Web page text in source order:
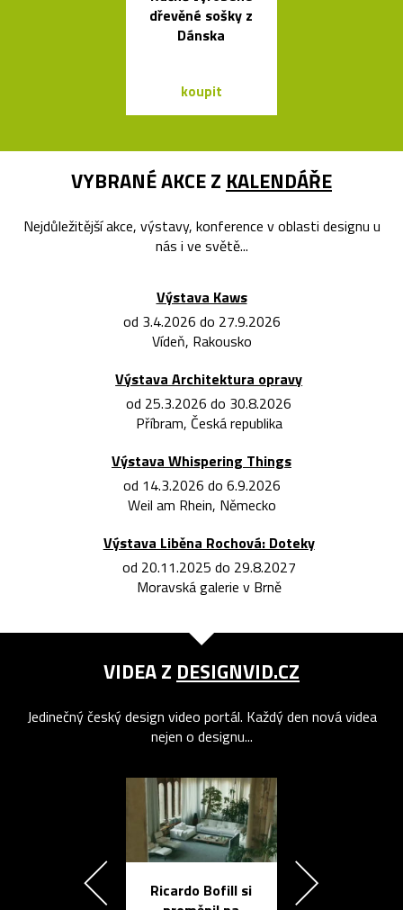
dřevěné sošky z
Dánska
koupit
VYBRANÉ AKCE Z KALENDÁŘE
Nejdůležitější akce, výstavy, konference v oblasti designu u
nás i ve světě...
Výstava Kaws
od 3.4.2026 do 27.9.2026
Vídeň, Rakousko
Výstava Architektura opravy
od 25.3.2026 do 30.8.2026
Příbram, Česká republika
Výstava Whispering Things
od 14.3.2026 do 6.9.2026
Weil am Rhein, Německo
Výstava Liběna Rochová: Doteky
od 20.11.2025 do 29.8.2027
Moravská galerie v Brně
VIDEA Z DESIGNVID.CZ
Jedinečný český design video portál. Každý den nová videa
nejen o designu...
Ricardo Bofill si